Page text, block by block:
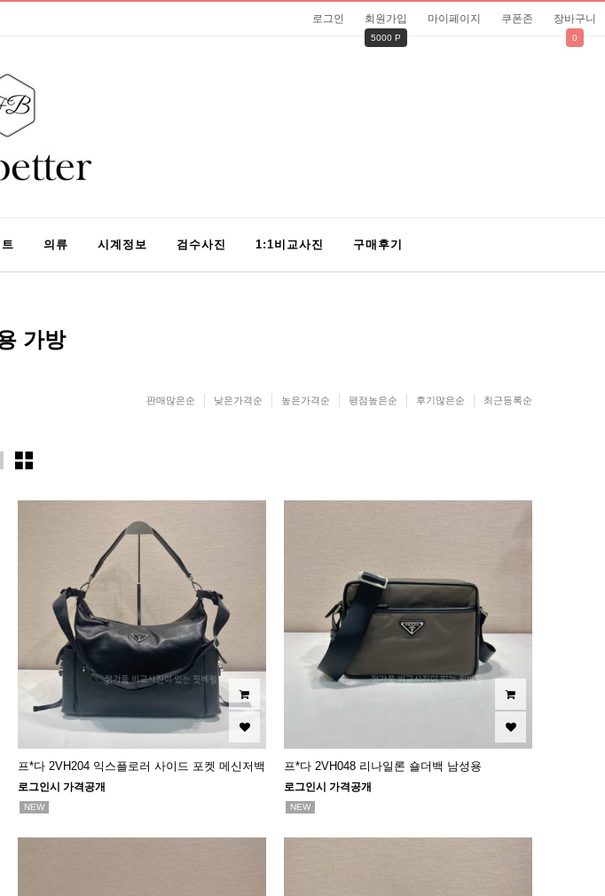
로그인 회원가입
5000 P
마이페이지 쿠폰존 장바구니
0
의류 시계정보 검수사진 1:1비교사진 구매후기
가방
판매많은순 낮은가격순 높은가격순 평점높은순 후기많은순 최근등록순
프*다 2VH204 익스플로러 사이드 포켓 메신저백
로그인시 가격공개
NEW
프*다 2VH048 리나일론 숄더백 남성용
로그인시 가격공개
NEW